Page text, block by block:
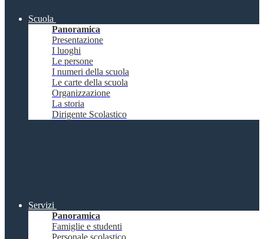
Scuola
Panoramica
Presentazione
I luoghi
Le persone
I numeri della scuola
Le carte della scuola
Organizzazione
La storia
Dirigente Scolastico
Servizi
Panoramica
Famiglie e studenti